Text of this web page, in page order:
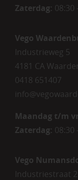
Zaterdag: 08:30
Vego
Industrieweg 5
4181 CA
0418 651407
Maandag t/m
Zaterdag: 08:30
Vego
Industriestraat